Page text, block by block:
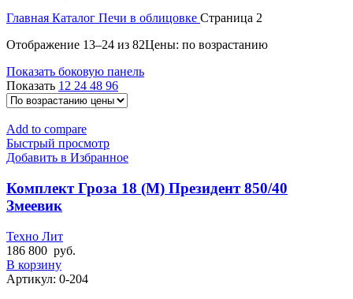
Главная Каталог Печи в облицовке Страница 2
Отображение 13–24 из 82Цены: по возрастанию
Показать боковую панель
Показать 12 24 48 96
Add to compare
Быстрый просмотр
Добавить в Избранное
Комплект Гроза 18 (М) Президент 850/40
Змеевик
Техно Лит
186 800 руб.
В корзину
Артикул: 0-204